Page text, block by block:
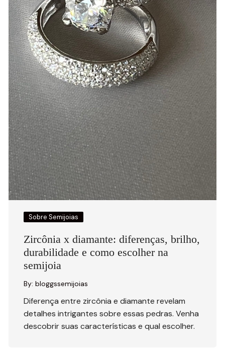
Sobre Semijoias
Zircônia x diamante: diferenças, brilho,
durabilidade e como escolher na
semijoia
By: bloggssemijoias
Diferença entre zircônia e diamante revelam
detalhes intrigantes sobre essas pedras. Venha
descobrir suas características e qual escolher.